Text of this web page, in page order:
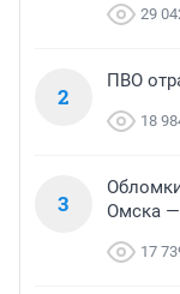
29
2
ПВО
18
3
Омска
17